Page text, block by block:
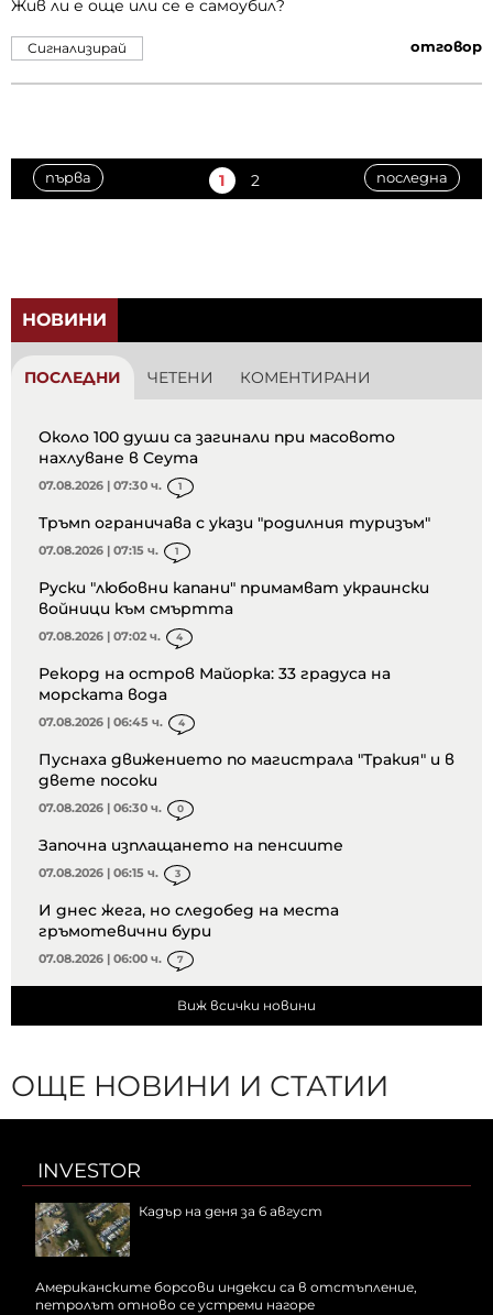
Жив ли е още или се е самоубил?
отговор
Сигнализирай
първа 1 2 последна
НОВИНИ
ПОСЛЕДНИ ЧЕТЕНИ КОМЕНТИРАНИ
Около 100 души са загинали при масовото
нахлуване в Сеута
07.08.2026 | 07:30 ч. 1
Тръмп ограничава с укази "родилния туризъм"
07.08.2026 | 07:15 ч. 1
Руски "любовни капани" примамват украински
войници към смъртта
07.08.2026 | 07:02 ч. 4
Рекорд на остров Майорка: 33 градуса на
морската вода
07.08.2026 | 06:45 ч. 4
Пуснаха движението по магистрала "Тракия" и в
двете посоки
07.08.2026 | 06:30 ч. 0
Започна изплащането на пенсиите
07.08.2026 | 06:15 ч. 3
И днес жега, но следобед на места
гръмотевични бури
07.08.2026 | 06:00 ч. 7
Виж всички новини
ОЩЕ НОВИНИ И СТАТИИ
INVESTOR
Кадър на деня за 6 август
Американските борсови индекси са в отстъпление,
петролът отново се устреми нагоре